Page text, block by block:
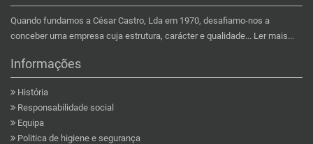
Quando fundamos a César Castro, Lda em 1970, desafiamo-nos a
conceber uma empresa cuja estrutura, carácter e qualidade... Ler mais...
Informações
História
Responsabilidade social
Equipa
Politica de higiene e segurança